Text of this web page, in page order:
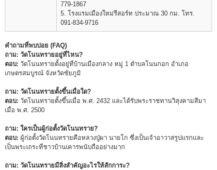
779-1867
5. โรงแรมเมืองใหม่รีสอร์ท ประมาณ 30 กม. โทร.
091-834-9716
คำถามที่พบบ่อย (FAQ)
ถาม: วัดโนนทรายอยู่ที่ไหน?
ตอบ: วัดโนนทรายตั้งอยู่ที่บ้านเมืองกลาง หมู่ 1 ตำบลโนนกอก อำเภอ
เกษตรสมบูรณ์ จังหวัดชัยภูมิ
ถาม: วัดโนนทรายตั้งขึ้นเมื่อใด?
ตอบ: วัดโนนทรายตั้งขึ้นเมื่อ พ.ศ. 2432 และได้รับพระราชทานวิสุงคามสีมา
เมื่อ พ.ศ. 2500
ถาม: ใครเป็นผู้ก่อตั้งวัดโนนทราย?
ตอบ: ผู้ก่อตั้งวัดโนนทรายคือหลวงปู่ผา นายโก ซึ่งเป็นเจ้าอาวาสรูปแรกและ
เป็นพระเถระที่ชาวบ้านเคารพนับถืออย่างมาก
ถาม: วัดโนนทรายมีสิ่งสำคัญอะไรให้สักการะ?